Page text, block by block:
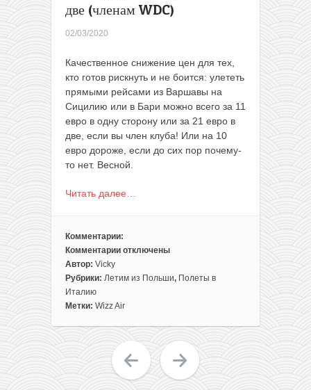
две (членам WDC)
02/03/2020
Качественное снижение цен для тех,
кто готов рискнуть и не боится: улететь
прямыми рейсами из Варшавы на
Сицилию или в Бари можно всего за 11
евро в одну сторону или за 21 евро в
две, если вы член клуба! Или на 10
евро дороже, если до сих пор почему-
то нет. Весной.
Читать далее…
Комментарии:
Комментарии
к
записи
Полеты
из
и
в
отключены
Автор: Vicky
Рубрики: Летим из Польши, Полеты в
Италию
Метки: Wizz Air